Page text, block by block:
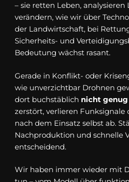
– sie retten Leben,
verändern, wie wir über
der Landwirtschaft, bei
Sicherheits- und
Bedeutung wächst rasant.
Gerade in Konflikt- oder
wie unverzichtbar Drohnen
dort buchstäblich nicht genug
zerstört, verlieren Funksignale
nach dem Einsatz selbst ab.
Nachproduktion und schnelle
entscheidend.
Wir haben immer wieder mit